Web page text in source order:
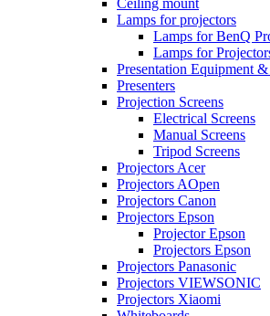
Ceiling mount
Lamps for projectors
Lamps for BenQ
Lamps for
Presentation Equipment
Presenters
Projection Screens
Electrical Screens
Manual Screens
Tripod Screens
Projectors Acer
Projectors AOpen
Projectors Canon
Projectors Epson
Projector Epson
Projectors Epson
Projectors Panasonic
Projectors VIEWSONIC
Projectors Xiaomi